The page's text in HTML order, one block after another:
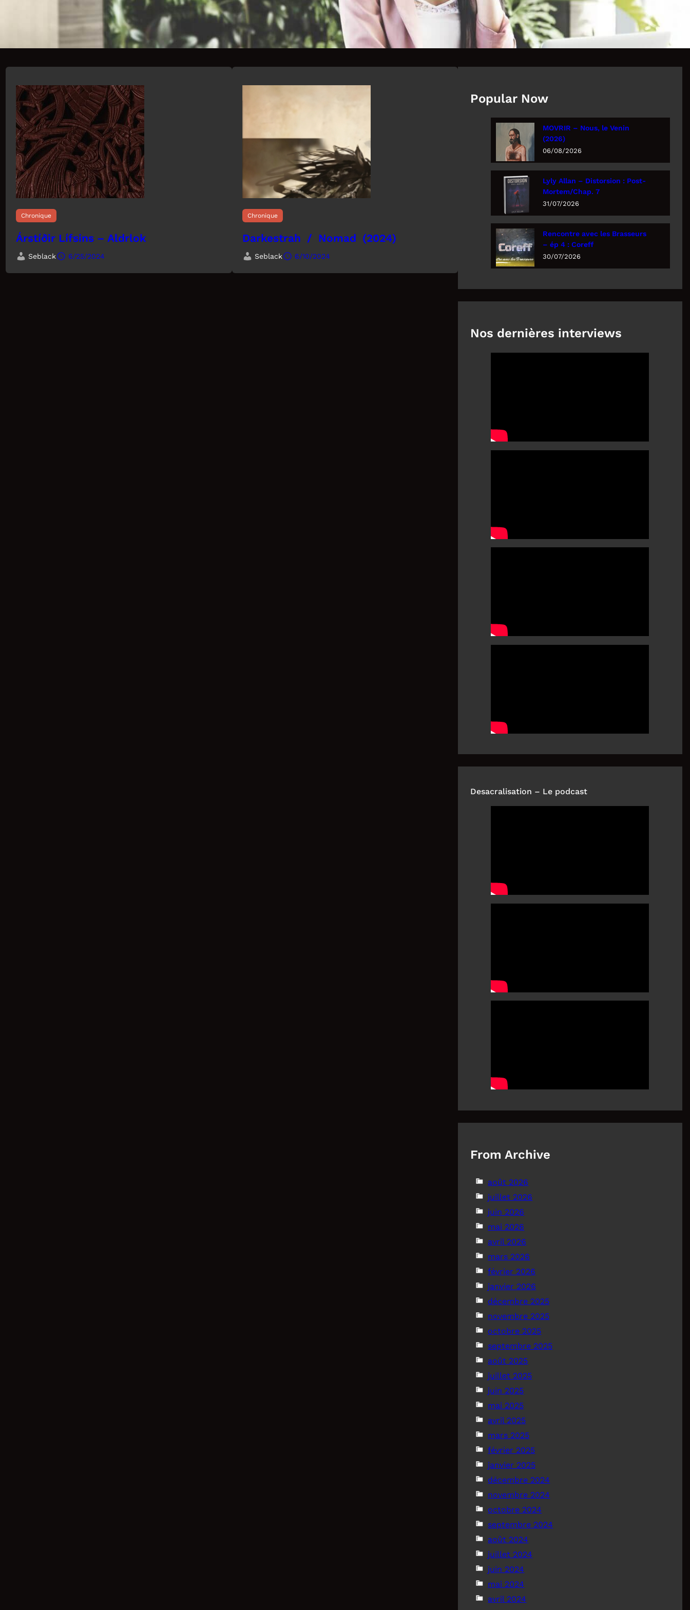
Chronique
Árstíðir Lífsins – Aldrlok
Seblack 6/25/2024
Chronique
Darkestrah / Nomad (2024)
Seblack 6/10/2024
Popular Now
MOVRIR – Nous, le Venin
(2026)
06/08/2026
Lyly Allan – Distorsion : Post-
Mortem/Chap. 7
31/07/2026
Rencontre avec les Brasseurs
– ép 4 : Coreff
30/07/2026
Nos dernières interviews
Desacralisation – Le podcast
From Archive
août 2026
juillet 2026
juin 2026
mai 2026
avril 2026
mars 2026
février 2026
janvier 2026
décembre 2025
novembre 2025
octobre 2025
septembre 2025
août 2025
juillet 2025
juin 2025
mai 2025
avril 2025
mars 2025
février 2025
janvier 2025
décembre 2024
novembre 2024
octobre 2024
septembre 2024
août 2024
juillet 2024
juin 2024
mai 2024
avril 2024